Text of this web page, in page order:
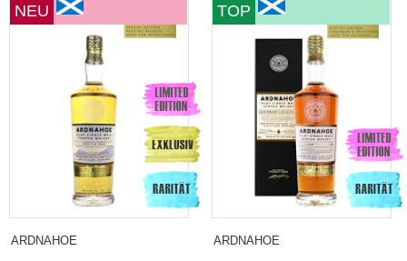
NEU
ARDNAHOE
TOP
ARDNAHOE